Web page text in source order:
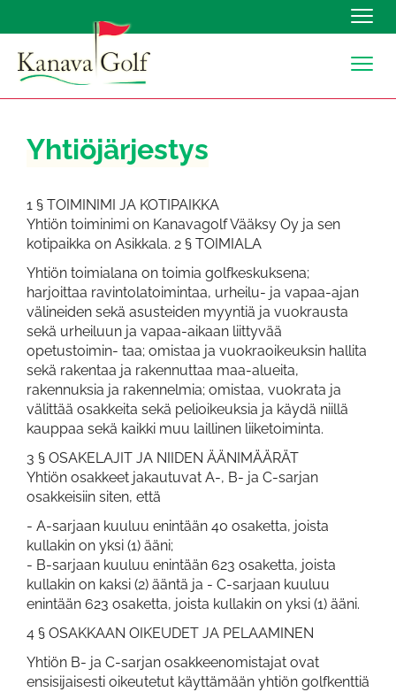
Yhtiöjärjestys
1 § TOIMINIMI JA KOTIPAIKKA
Yhtiön toiminimi on Kanavagolf Vääksy Oy ja sen
kotipaikka on Asikkala. 2 § TOIMIALA
Yhtiön toimialana on toimia golfkeskuksena;
harjoittaa ravintolatoimintaa, urheilu- ja vapaa-ajan
välineiden sekä asusteiden myyntiä ja vuokrausta
sekä urheiluun ja vapaa-aikaan liittyvää
opetustoimin- taa; omistaa ja vuokraoikeuksin hallita
sekä rakentaa ja rakennuttaa maa-alueita,
rakennuksia ja rakennelmia; omistaa, vuokrata ja
välittää osakkeita sekä pelioikeuksia ja käydä niillä
kauppaa sekä kaikki muu laillinen liiketoiminta.
3 § OSAKELAJIT JA NIIDEN ÄÄNIMÄÄRÄT
Yhtiön osakkeet jakautuvat A-, B- ja C-sarjan
osakkeisiin siten, että
- A-sarjaan kuuluu enintään 40 osaketta, joista
kullakin on yksi (1) ääni;
- B-sarjaan kuuluu enintään 623 osaketta, joista
kullakin on kaksi (2) ääntä ja - C-sarjaan kuuluu
enintään 623 osaketta, joista kullakin on yksi (1) ääni.
4 § OSAKKAAN OIKEUDET JA PELAAMINEN
Yhtiön B- ja C-sarjan osakkeenomistajat ovat
ensisijaisesti oikeutetut käyttämään yhtiön golfkenttiä